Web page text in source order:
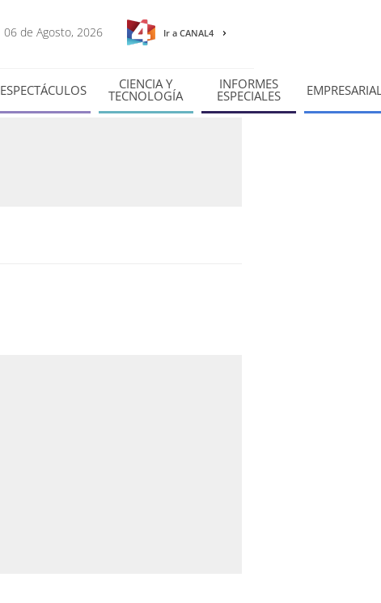
06 de Agosto, 2026 Ir a CANAL4
ESPECTÁCULOS CIENCIA Y
TECNOLOGÍA
INFORMES
ESPECIALES